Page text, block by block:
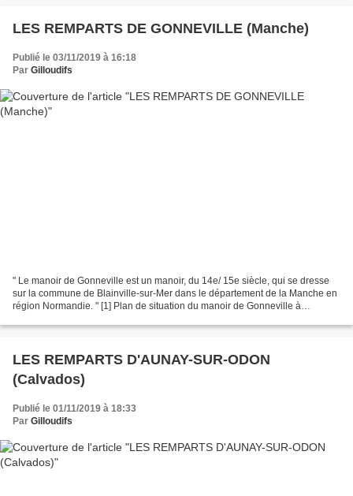
LES REMPARTS DE GONNEVILLE (Manche)
Publié le 03/11/2019 à 16:18
Par Gilloudifs
" Le manoir de Gonneville est un manoir, du 14e/ 15e siècle, qui se dresse
sur la commune de Blainville-sur-Mer dans le département de la Manche en
région Normandie. " [1] Plan de situation du manoir de Gonneville à
LES REMPARTS D'AUNAY-SUR-ODON
(Calvados)
Publié le 01/11/2019 à 18:33
Par Gilloudifs